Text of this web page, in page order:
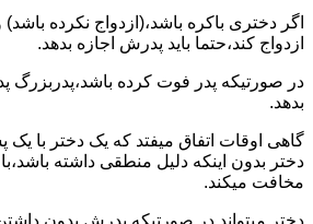
اگر دختری باکره باشد،(ازدواج نکرده باشد)
ازدواج کند،حتما باید پدرش اجازه بدهد.
در صورتیکه پدر فوت کرده باشد،پدربزرگ
بدهد.
گاهی اوقات اتفاق میفتد که یک دختر با
دختر بدون اینکه دلیل منطقی داشته باشد،با
مخافت میکند.
دختر میتواند در صورتیکه پدرش بدون